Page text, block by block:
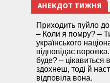
АНЕКДОТ ТИЖНЯ
Приходить пуйло
– Коли я помру? –
українського
відповідає
буде? – цікавиться
здохнеш, тоді й
відповіла вона.